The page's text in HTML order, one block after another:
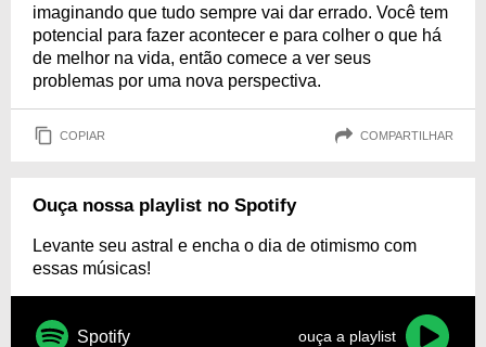
imaginando que tudo sempre vai dar errado. Você tem
potencial para fazer acontecer e para colher o que há
de melhor na vida, então comece a ver seus
problemas por uma nova perspectiva.
COPIAR COMPARTILHAR
Ouça nossa playlist no Spotify
Levante seu astral e encha o dia de otimismo com
essas músicas!
Spotify ouça a playlist